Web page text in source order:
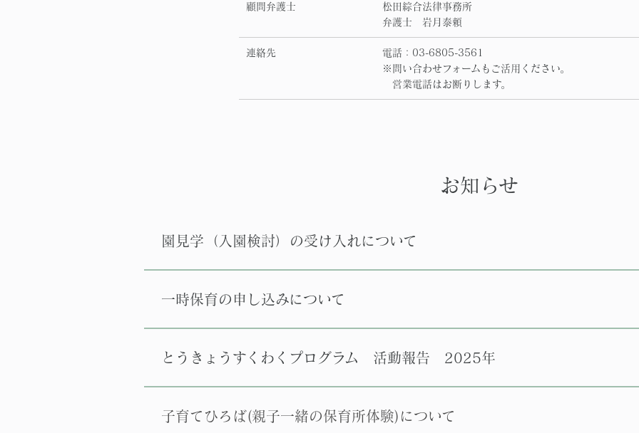
顧問弁護士
松田綜合法律事務所
弁護士 岩月泰頼
連絡先
電話：03-6805-3561
※問い合わせフォームもご活用ください。
営業電話はお断りします。
お知らせ
園見学（入園検討）の受け入れについて
一時保育の申し込みについて
とうきょうすくわくプログラム 活動報告 2025年
子育てひろば(親子一緒の保育所体験)について